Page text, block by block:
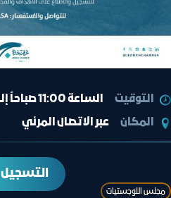
التوقيت
الساعة 11:00 صباحاً إلى الساعة 12:00 مساءً
المكان
عبر الاتصال المرئي
ﻣﺠﻠﺲ اﻟﻠﻮﺟﺴﺘﯿﺎت
التسجيل